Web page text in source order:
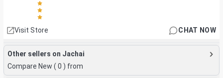
Visit Store CHAT NOW
Other sellers on Jachai
Compare New ( 0 ) from